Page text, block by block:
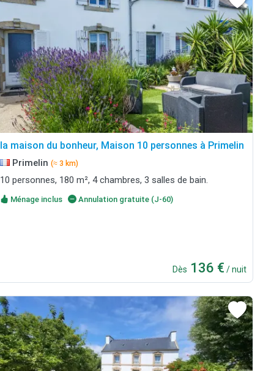
la maison du bonheur, Maison 10 personnes à Primelin
Primelin (≈ 3 km)
10 personnes, 180 m², 4 chambres, 3 salles de bain.
Ménage inclus Annulation gratuite (J-60)
Dès 136 € / nuit